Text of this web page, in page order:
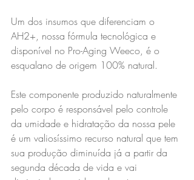
Um dos insumos que diferenciam o
AH2+, nossa fórmula tecnológica e
disponível no Pro-Aging Weeco, é o
esqualano de origem 100% natural.
Este componente produzido naturalmente
pelo corpo é responsável pelo controle
da umidade e hidratação da nossa pele
é um valiosíssimo recurso natural que tem
sua produção diminuída já a partir da
segunda década de vida e vai